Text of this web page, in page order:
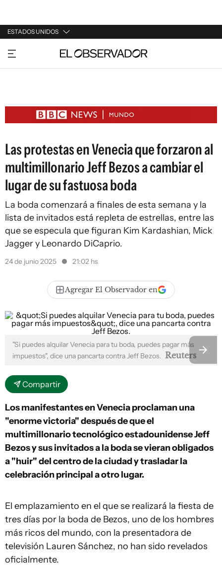
ESTADOS UNIDOS
URUGUAY
ARGENTINA
ESTADOS UNIDOS
Las protestas en Venecia que forzaron al
multimillonario Jeff Bezos a cambiar el
lugar de su fastuosa boda
La boda comenzará a finales de esta semana y la
lista de invitados está repleta de estrellas, entre las
que se especula que figuran Kim Kardashian, Mick
Jagger y Leonardo DiCaprio.
24 de junio 2025 21:02 hs
Agregar El Observador en
"Si puedes alquilar Venecia para tu boda, puedes pagar más
impuestos", dice una pancarta contra Jeff Bezos. Reuters
Compartir
Los manifestantes en Venecia proclaman una
"enorme victoria" después de que el
multimillonario tecnológico estadounidense Jeff
Bezos y sus invitados a la boda se vieran obligados
a "huir" del centro de la ciudad y trasladar la
celebración principal a otro lugar.
El emplazamiento en el que se realizará la fiesta de
tres días por la boda de Bezos, uno de los hombres
más ricos del mundo, con la presentadora de
televisión Lauren Sánchez, no han sido revelados
oficialmente.